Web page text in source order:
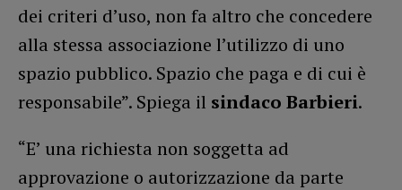
dei criteri d’uso, non fa altro che concedere
alla stessa associazione l’utilizzo di uno
spazio pubblico. Spazio che paga e di cui è
responsabile”. Spiega il sindaco Barbieri.
“E’ una richiesta non soggetta ad
approvazione o autorizzazione da parte